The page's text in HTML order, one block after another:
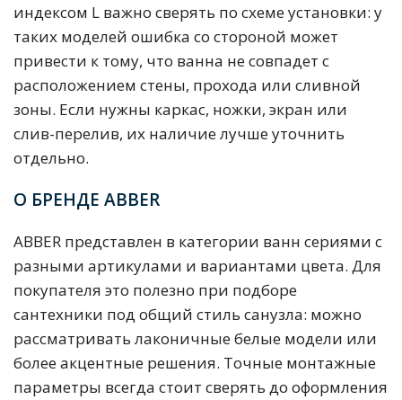
индексом L важно сверять по схеме установки: у
таких моделей ошибка со стороной может
привести к тому, что ванна не совпадет с
расположением стены, прохода или сливной
зоны. Если нужны каркас, ножки, экран или
слив-перелив, их наличие лучше уточнить
отдельно.
О БРЕНДЕ ABBER
ABBER представлен в категории ванн сериями с
разными артикулами и вариантами цвета. Для
покупателя это полезно при подборе
сантехники под общий стиль санузла: можно
рассматривать лаконичные белые модели или
более акцентные решения. Точные монтажные
параметры всегда стоит сверять до оформления